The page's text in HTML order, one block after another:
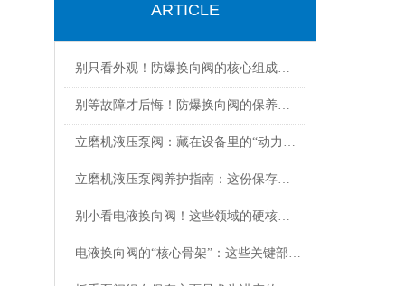
ARTICLE
别只看外观！防爆换向阀的核心组成部分，才是安全关键
别等故障才后悔！防爆换向阀的保养诀窍，早知道少踩坑
立磨机液压泵阀：藏在设备里的“动力心脏”，核心功能全拆解
立磨机液压泵阀养护指南：这份保存秘诀，让核心部件“历久弥新”！
别小看电液换向阀！这些领域的硬核应用，远超你的想象
电液换向阀的“核心骨架”：这些关键部件，决定设备运行效率！